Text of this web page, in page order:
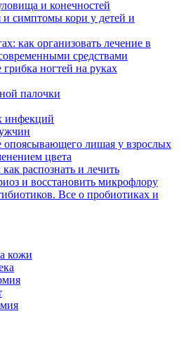
и конечностей
симптомы кори у детей и
как организовать лечение в
средствами
ногтей на руках
палочки
инфекций
лишая у взрослых
цвета
распознать и лечить
и восстановить микрофлору
Все о пробиотиках и
кожи